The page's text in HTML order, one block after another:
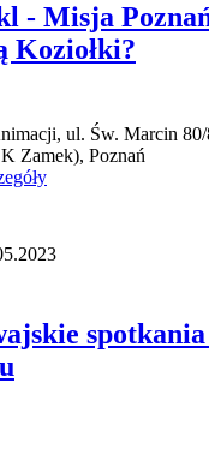
- Misja
Koziołki?
ul. Św. Marcin
Zamek), Poznań